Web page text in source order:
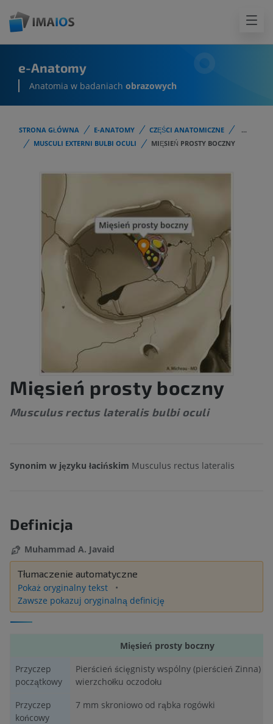
e-Anatomy
Anatomia w badaniach obrazowych
STRONA GŁÓWNA E-ANATOMY CZĘŚCI ANATOMICZNE
...
MUSCULI EXTERNI BULBI OCULI
MIĘSIEŃ PROSTY BOCZNY
Mięsień prosty boczny
Musculus rectus lateralis bulbi oculi
Synonim w języku łacińskim Musculus rectus lateralis
Definicja
Muhammad A. Javaid
Tłumaczenie automatyczne
Pokaż oryginalny tekst
Zawsze pokazuj oryginalną definicję
Mięsień prosty boczny
Przyczep
początkowy
Pierścień ścięgnisty wspólny (pierścień Zinna) na
wierzchołku oczodołu
Przyczep
końcowy
7 mm skroniowo od rąbka rogówki